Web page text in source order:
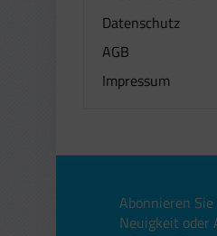
Datenschutz
AGB
Impressum
Abonnieren
Neuigkeit oder